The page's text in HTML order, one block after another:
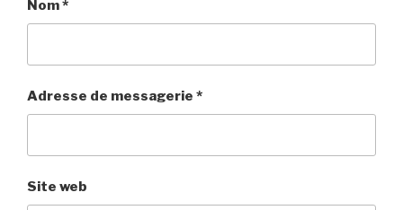
Nom*
Adresse de messagerie *
Site web